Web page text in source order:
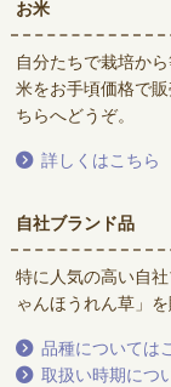
お米
自分たちで栽培か
米をお手頃価格で
ちらへどうぞ。
詳しくはこちら
自社ブランド品
特に人気の高い自
ゃんほうれん草」
品種については
取扱い時期につ